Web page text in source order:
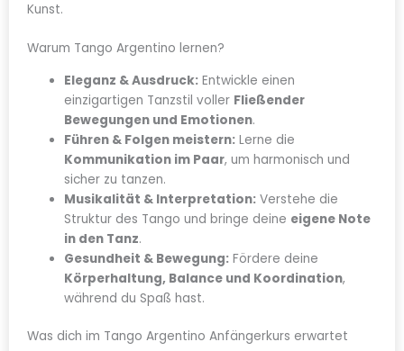
Kunst.
Warum Tango Argentino lernen?
Eleganz & Ausdruck: Entwickle einen
einzigartigen Tanzstil voller Fließender
Bewegungen und Emotionen.
Führen & Folgen meistern: Lerne die
Kommunikation im Paar, um harmonisch und
sicher zu tanzen.
Musikalität & Interpretation: Verstehe die
Struktur des Tango und bringe deine eigene Note
in den Tanz.
Gesundheit & Bewegung: Fördere deine
Körperhaltung, Balance und Koordination,
während du Spaß hast.
Was dich im Tango Argentino Anfängerkurs erwartet